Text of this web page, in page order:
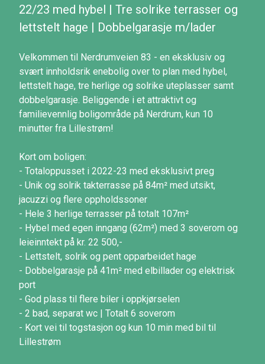
22/23 med hybel | Tre solrike terrasser og
lettstelt hage | Dobbelgarasje m/lader
Velkommen til Nerdrumveien 83 - en eksklusiv og
svært innholdsrik enebolig over to plan med hybel,
lettstelt hage, tre herlige og solrike uteplasser samt
dobbelgarasje. Beliggende i et attraktivt og
familievennlig boligområde på Nerdrum, kun 10
minutter fra Lillestrøm!
Kort om boligen:
- Totaloppusset i 2022-23 med eksklusivt preg
- Unik og solrik takterrasse på 84m² med utsikt,
jacuzzi og flere oppholdssoner
- Hele 3 herlige terrasser på totalt 107m²
- Hybel med egen inngang (62m²) med 3 soverom og
leieinntekt på kr. 22 500,-
- Lettstelt, solrik og pent opparbeidet hage
- Dobbelgarasje på 41m² med elbillader og elektrisk
port
- God plass til flere biler i oppkjørselen
- 2 bad, separat wc | Totalt 6 soverom
- Kort vei til togstasjon og kun 10 min med bil til
Lillestrøm